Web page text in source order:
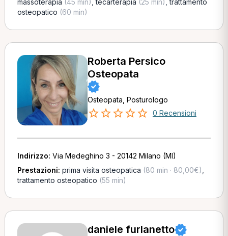
massoterapia (45 min) ,tecarterapia (25 min) ,trattamento
osteopatico (60 min)
Roberta Persico
Osteopata
Osteopata, Posturologo
0 Recensioni
Indirizzo: Via Medeghino 3 - 20142 Milano (MI)
Prestazioni: prima visita osteopatica (80 min · 80,00€)
trattamento osteopatico (55 min)
daniele furlanetto